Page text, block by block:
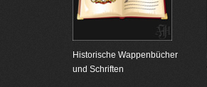
Historische Wappenbücher
und Schriften